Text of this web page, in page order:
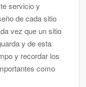
servicio y
de cada sitio
vez que un sitio
y de esta
y recordar los
como